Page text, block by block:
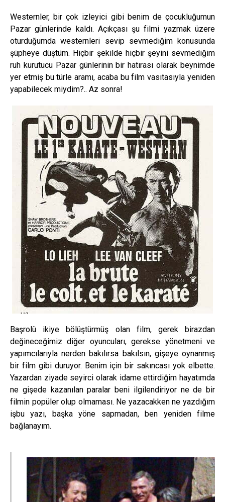
Westernler, bir çok izleyici gibi benim de çocukluğumun
Pazar günlerinde kaldı. Açıkçası şu filmi yazmak üzere
oturduğumda westernleri sevip sevmediğim konusunda
şüpheye düştüm. Hiçbir şekilde hiçbir şeyini sevmediğim
ruh kurutucu Pazar günlerinin bir hatırası olarak beynimde
yer etmiş bu türle aramı, acaba bu film vasıtasıyla yeniden
yapabilecek miydim?.. Az sonra!
Başrolü ikiye bölüştürmüş olan film, gerek birazdan
değineceğimiz diğer oyuncuları, gerekse yönetmeni ve
yapımcılarıyla nerden bakılırsa bakılsın, gişeye oynanmış
bir film gibi duruyor. Benim için bir sakıncası yok elbette.
Yazardan ziyade seyirci olarak idame ettirdiğim hayatımda
ne gişede kazanılan paralar beni ilgilendiriyor ne de bir
filmin popüler olup olmaması. Ne yazacakken ne yazdığım
işbu yazı, başka yöne sapmadan, ben yeniden filme
bağlanayım.